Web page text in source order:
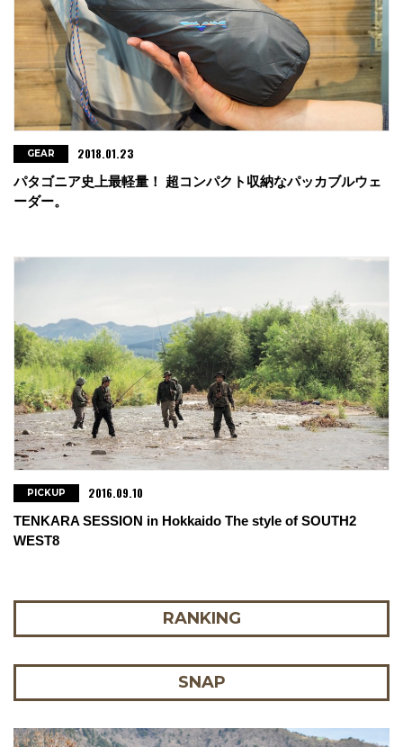
パタゴニア史上最軽量！ 超コンパクト収納なパッカブルウェ
ーダー。
GEAR 2018.01.23
TENKARA SESSION in Hokkaido The style of SOUTH2
WEST8
PICKUP 2016.09.10
RANKING
SNAP